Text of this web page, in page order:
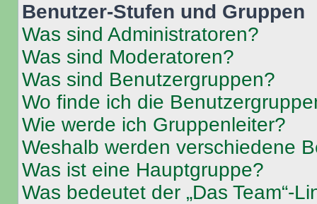
Benutzer-Stufen und Gruppen
Was sind Administratoren?
Was sind Moderatoren?
Was sind Benutzergruppen?
Wo finde ich die
Wie werde ich Gruppenleiter?
Weshalb werden verschiedene
Was ist eine Hauptgruppe?
Was bedeutet der „Das Team“-